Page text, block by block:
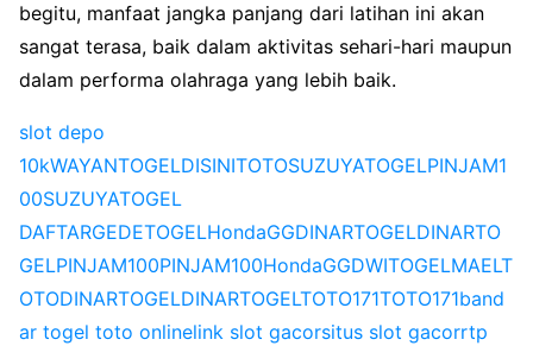
begitu, manfaat jangka panjang dari latihan ini akan
sangat terasa, baik dalam aktivitas sehari-hari maupun
dalam performa olahraga yang lebih baik.
slot depo
10kWAYANTOGELDISINITOTOSUZUYATOGELPINJAM1
00SUZUYATOGEL
DAFTARGEDETOGELHondaGGDINARTOGELDINARTO
GELPINJAM100PINJAM100HondaGGDWITOGELMAELT
OTODINARTOGELDINARTOGELTOTO171TOTO171band
ar togel toto onlinelink slot gacorsitus slot gacorrtp